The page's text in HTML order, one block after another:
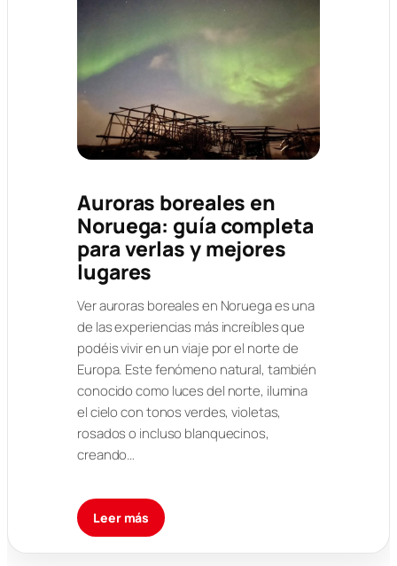
Auroras boreales en
Noruega: guía completa
para verlas y mejores
lugares
Ver auroras boreales en Noruega es una
de las experiencias más increíbles que
podéis vivir en un viaje por el norte de
Europa. Este fenómeno natural, también
conocido como luces del norte, ilumina
el cielo con tonos verdes, violetas,
rosados o incluso blanquecinos,
creando…
Leer más